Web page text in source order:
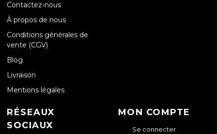
Contactez-nous
À propos de nous
Conditions générales de
vente (CGV)
Blog
Livraison
Mentions légales
RÉSEAUX
SOCIAUX
MON COMPTE
Se connecter